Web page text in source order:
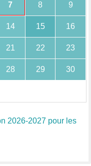
7 8 9
14 15 16
21 22 23
28 29 30
2026-2027 pour les